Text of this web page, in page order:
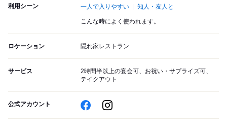
利用シーン 一人で入りやすい 知人・友人と
こんな時によく使われます。
ロケーション 隠れ家レストラン
サービス
2時間半以上の宴会可、お祝い・サプライズ可、
テイクアウト
公式アカウント